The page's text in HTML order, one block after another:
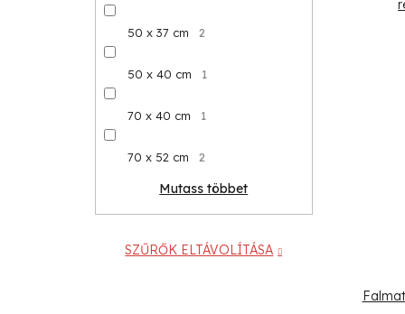
50 x 37 cm 2
50 x 40 cm 1
70 x 40 cm 1
70 x 52 cm 2
Mutass többet
SZŰRŐK ELTÁVOLÍTÁSA